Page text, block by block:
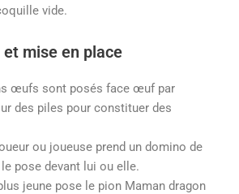
vide.
mise en place
œufs sont posés face œuf par
des piles pour constituer des
ou joueuse prend un domino de
pose devant lui ou elle.
jeune pose le pion Maman dragon